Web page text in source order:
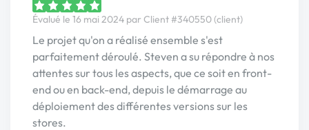
Évalué le 16 mai 2024 par Client #340550 (client)
Le projet qu'on a réalisé ensemble s'est
parfaitement déroulé. Steven a su répondre à nos
attentes sur tous les aspects, que ce soit en front-
end ou en back-end, depuis le démarrage au
déploiement des différentes versions sur les
stores.